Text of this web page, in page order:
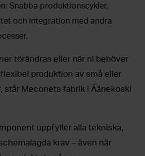
Snabba produktionscykler,
och integration med andra
förändras eller när ni behöver
produktion av små eller
står Meconets fabrik i Äänekoski
uppfyller alla tekniska,
krav – även när